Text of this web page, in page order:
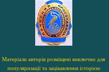
Матеріали авторів розміщені виключно для
популяризації та зацікавлення історією